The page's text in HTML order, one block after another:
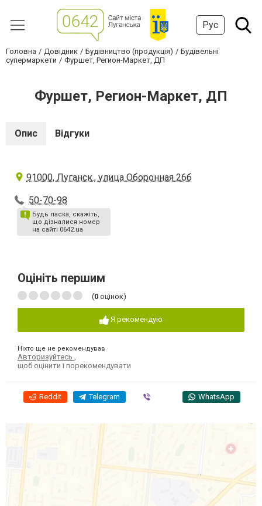
Рус
Головна Довідник Будівництво (продукція)
Будівельні
супермаркети
Фуршет, Регион-Маркет, ДП
Фуршет, Регион-Маркет, ДП
Опис Відгуки
91000, Луганск., улица Оборонная 26б
50-70-98
Будь ласка, скажіть,
що дізналися номер
на сайті 0642.ua
Оцініть першим
(0 оцінок)
Я рекомендую
Ніхто ще не рекомендував
Авторизуйтесь
щоб оцінити і порекомендувати
Reddit Telegram WhatsApp